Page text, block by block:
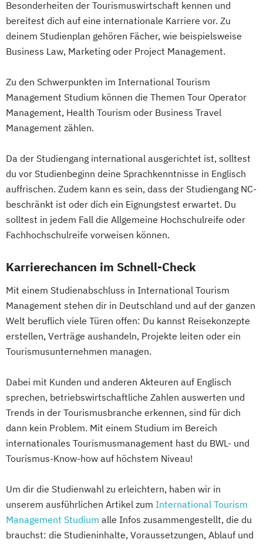
Besonderheiten der Tourismuswirtschaft kennen und
bereitest dich auf eine internationale Karriere vor. Zu
deinem Studienplan gehören Fächer, wie beispielsweise
Business Law, Marketing oder Project Management.
Zu den Schwerpunkten im International Tourism
Management Studium können die Themen Tour Operator
Management, Health Tourism oder Business Travel
Management zählen.
Da der Studiengang international ausgerichtet ist, solltest
du vor Studienbeginn deine Sprachkenntnisse in Englisch
auffrischen. Zudem kann es sein, dass der Studiengang NC-
beschränkt ist oder dich ein Eignungstest erwartet. Du
solltest in jedem Fall die Allgemeine Hochschulreife oder
Fachhochschulreife vorweisen können.
Karrierechancen im Schnell-Check
Mit einem Studienabschluss in International Tourism
Management stehen dir in Deutschland und auf der ganzen
Welt beruflich viele Türen offen: Du kannst Reisekonzepte
erstellen, Verträge aushandeln, Projekte leiten oder ein
Tourismusunternehmen managen.
Dabei mit Kunden und anderen Akteuren auf Englisch
sprechen, betriebswirtschaftliche Zahlen auswerten und
Trends in der Tourismusbranche erkennen, sind für dich
dann kein Problem. Mit einem Studium im Bereich
internationales Tourismusmanagement hast du BWL- und
Tourismus-Know-how auf höchstem Niveau!
Um dir die Studienwahl zu erleichtern, haben wir in
unserem ausführlichen Artikel zum International Tourism
Management Studium alle Infos zusammengestellt, die du
brauchst: die Studieninhalte, Voraussetzungen, Ablauf und